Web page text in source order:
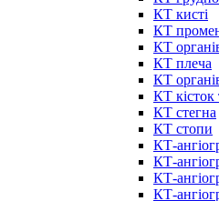
КТ кисті
КТ
КТ
КТ плеча
КТ
КТ кісток
КТ стегна
КТ стопи
КТ-
КТ-
КТ-
КТ-